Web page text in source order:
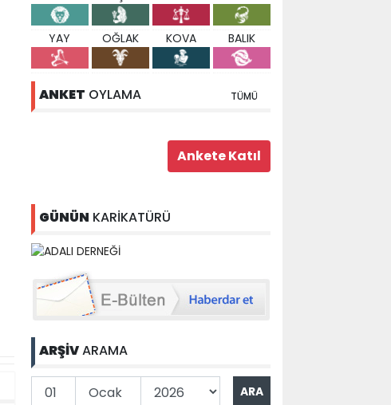
YAY OĞLAK KOVA BALIK
ANKET OYLAMA TÜMÜ
GÜNÜN KARİKATÜRÜ
ARŞİVARAMA